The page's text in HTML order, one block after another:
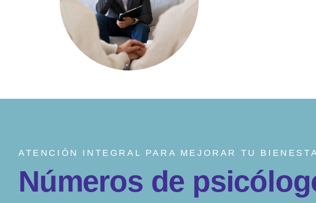
ATENCIÓN INTEGRAL PARA MEJORAR TU
Números de psicólog